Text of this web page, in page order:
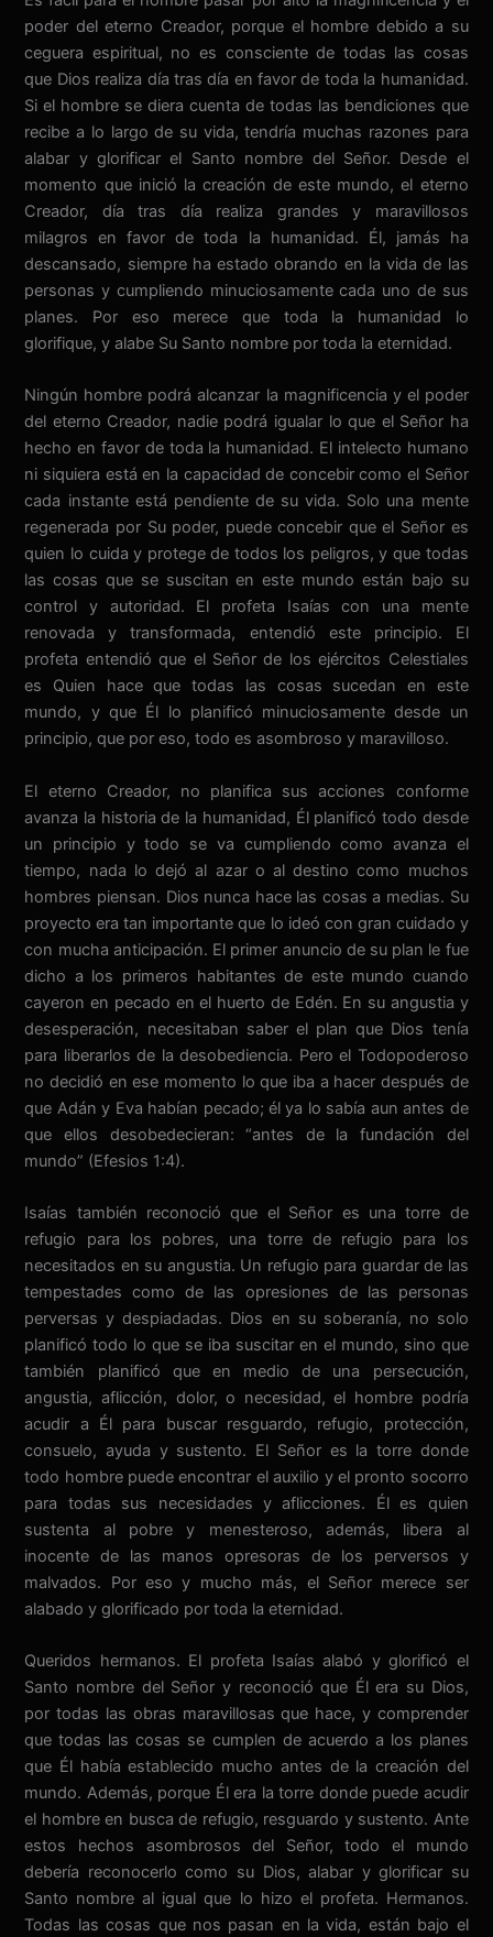
poder del eterno Creador, porque el hombre debido a su
ceguera espiritual, no es consciente de todas las cosas
que Dios realiza día tras día en favor de toda la humanidad.
Si el hombre se diera cuenta de todas las bendiciones que
recibe a lo largo de su vida, tendría muchas razones para
alabar y glorificar el Santo nombre del Señor. Desde el
momento que inició la creación de este mundo, el eterno
Creador, día tras día realiza grandes y maravillosos
milagros en favor de toda la humanidad. Él, jamás ha
descansado, siempre ha estado obrando en la vida de las
personas y cumpliendo minuciosamente cada uno de sus
planes. Por eso merece que toda la humanidad lo
glorifique, y alabe Su Santo nombre por toda la eternidad.
Ningún hombre podrá alcanzar la magnificencia y el poder
del eterno Creador, nadie podrá igualar lo que el Señor ha
hecho en favor de toda la humanidad. El intelecto humano
ni siquiera está en la capacidad de concebir como el Señor
cada instante está pendiente de su vida. Solo una mente
regenerada por Su poder, puede concebir que el Señor es
quien lo cuida y protege de todos los peligros, y que todas
las cosas que se suscitan en este mundo están bajo su
control y autoridad. El profeta Isaías con una mente
renovada y transformada, entendió este principio. El
profeta entendió que el Señor de los ejércitos Celestiales
es Quien hace que todas las cosas sucedan en este
mundo, y que Él lo planificó minuciosamente desde un
principio, que por eso, todo es asombroso y maravilloso.
El eterno Creador, no planifica sus acciones conforme
avanza la historia de la humanidad, Él planificó todo desde
un principio y todo se va cumpliendo como avanza el
tiempo, nada lo dejó al azar o al destino como muchos
hombres piensan. Dios nunca hace las cosas a medias. Su
proyecto era tan importante que lo ideó con gran cuidado y
con mucha anticipación. El primer anuncio de su plan le fue
dicho a los primeros habitantes de este mundo cuando
cayeron en pecado en el huerto de Edén. En su angustia y
desesperación, necesitaban saber el plan que Dios tenía
para liberarlos de la desobediencia. Pero el Todopoderoso
no decidió en ese momento lo que iba a hacer después de
que Adán y Eva habían pecado; él ya lo sabía aun antes de
que ellos desobedecieran: “antes de la fundación del
mundo” (Efesios 1:4).
Isaías también reconoció que el Señor es una torre de
refugio para los pobres, una torre de refugio para los
necesitados en su angustia. Un refugio para guardar de las
tempestades como de las opresiones de las personas
perversas y despiadadas. Dios en su soberanía, no solo
planificó todo lo que se iba suscitar en el mundo, sino que
también planificó que en medio de una persecución,
angustia, aflicción, dolor, o necesidad, el hombre podría
acudir a Él para buscar resguardo, refugio, protección,
consuelo, ayuda y sustento. El Señor es la torre donde
todo hombre puede encontrar el auxilio y el pronto socorro
para todas sus necesidades y aflicciones. Él es quien
sustenta al pobre y menesteroso, además, libera al
inocente de las manos opresoras de los perversos y
malvados. Por eso y mucho más, el Señor merece ser
alabado y glorificado por toda la eternidad.
Queridos hermanos. El profeta Isaías alabó y glorificó el
Santo nombre del Señor y reconoció que Él era su Dios,
por todas las obras maravillosas que hace, y comprender
que todas las cosas se cumplen de acuerdo a los planes
que Él había establecido mucho antes de la creación del
mundo. Además, porque Él era la torre donde puede acudir
el hombre en busca de refugio, resguardo y sustento. Ante
estos hechos asombrosos del Señor, todo el mundo
debería reconocerlo como su Dios, alabar y glorificar su
Santo nombre al igual que lo hizo el profeta. Hermanos.
Todas las cosas que nos pasan en la vida, están bajo el